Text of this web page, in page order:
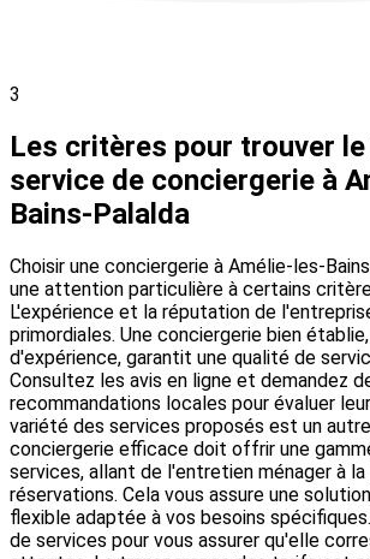
3
Les critères pour trouver
service de conciergerie à
Bains-Palalda
Choisir une conciergerie à Amélie-les-
une attention particulière à certains
L'expérience et la réputation de
primordiales. Une conciergerie bien
d'expérience, garantit une qualité de
Consultez les avis en ligne et demandez
recommandations locales pour évaluer
variété des services proposés est un
conciergerie efficace doit offrir une
services, allant de l'entretien ménager à
réservations. Cela vous assure une
flexible adaptée à vos besoins
de services pour vous assurer qu'elle